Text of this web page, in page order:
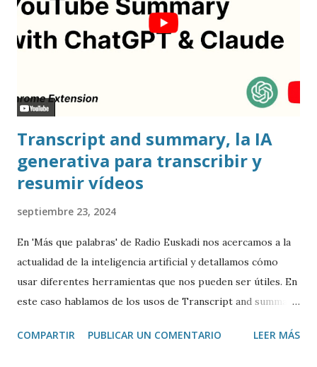
Transcript and summary, la IA
generativa para transcribir y
resumir vídeos
septiembre 23, 2024
En 'Más que palabras' de Radio Euskadi nos acercamos a la
actualidad de la inteligencia artificial y detallamos cómo
usar diferentes herramientas que nos pueden ser útiles. En
este caso hablamos de los usos de Transcript and summary
transcribir y resumir los vídeos de Youtube, así como
COMPARTIR PUBLICAR UN COMENTARIO LEER MÁS